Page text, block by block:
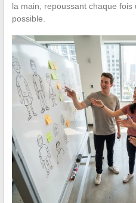
la main, repoussant chaque fois
possible.